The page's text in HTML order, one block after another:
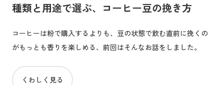
種類と用途で選ぶ、コーヒー豆の挽き方
コーヒーは粉で購入するよりも、豆の状態で飲む直前に挽くの
がもっとも香りを楽しめる、前回はそんなお話をしました。
くわしく見る